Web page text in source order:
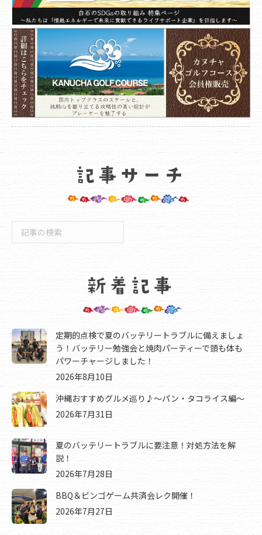
索
定期的点検で夏のバッテリートラブルに備えましょ
う！バッテリー勉強会と焼肉パーティーで頭も体も
パワーチャージしました！
2026年8月10日
沖縄おすすめグルメ巡り♪～パン・タコライス編～
2026年7月31日
夏のバッテリートラブルに要注意！対処方法を解
説！
2026年7月28日
BBQ＆ビンゴゲーム共済会レク開催！
2026年7月27日